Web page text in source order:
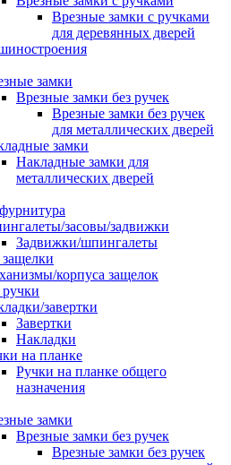
Врезные замки с ручками
для деревянных дверей
замки
Врезные замки без ручек
Врезные замки без ручек
для металлических дверей
замки
Накладные замки для
металлических дверей
засовы/задвижки
Задвижки/шпингалеты
корпуса защелок
завертки
Завертки
Накладки
на планке
Ручки на планке общего
назначения
замки
Врезные замки без ручек
Врезные замки без ручек